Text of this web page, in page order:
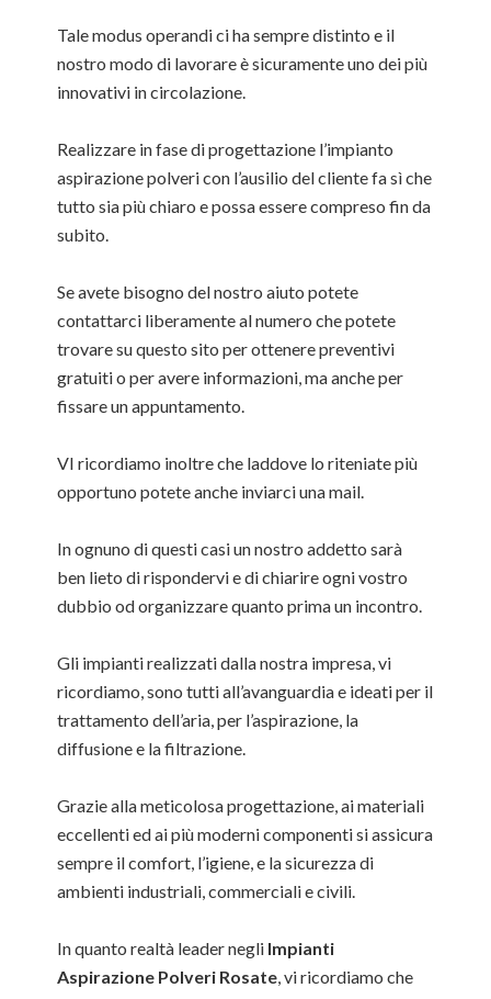
Tale modus operandi ci ha sempre distinto e il
nostro modo di lavorare è sicuramente uno dei più
innovativi in circolazione.
Realizzare in fase di progettazione l’impianto
aspirazione polveri con l’ausilio del cliente fa sì che
tutto sia più chiaro e possa essere compreso fin da
subito.
Se avete bisogno del nostro aiuto potete
contattarci liberamente al numero che potete
trovare su questo sito per ottenere preventivi
gratuiti o per avere informazioni, ma anche per
fissare un appuntamento.
VI ricordiamo inoltre che laddove lo riteniate più
opportuno potete anche inviarci una mail.
In ognuno di questi casi un nostro addetto sarà
ben lieto di rispondervi e di chiarire ogni vostro
dubbio od organizzare quanto prima un incontro.
Gli impianti realizzati dalla nostra impresa, vi
ricordiamo, sono tutti all’avanguardia e ideati per il
trattamento dell’aria, per l’aspirazione, la
diffusione e la filtrazione.
Grazie alla meticolosa progettazione, ai materiali
eccellenti ed ai più moderni componenti si assicura
sempre il comfort, l’igiene, e la sicurezza di
ambienti industriali, commerciali e civili.
In quanto realtà leader negli Impianti
Aspirazione Polveri Rosate, vi ricordiamo che